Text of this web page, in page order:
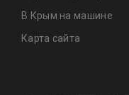
В Крым на машине
Карта сайта